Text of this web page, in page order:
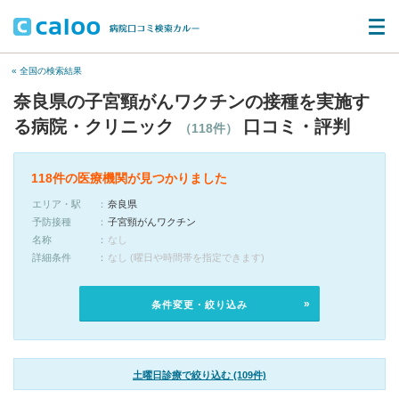
« 全国の検索結果
奈良県の子宮頸がんワクチンの接種を実施す
る病院・クリニック
（118件） 口コミ・評判
118件の医療機関が見つかりました
エリア・駅
奈良県
予防接種
子宮頸がんワクチン
名称
なし
詳細条件
なし (曜日や時間帯を指定できます)
条件変更・絞り込み
土曜日診療で絞り込む (109件)